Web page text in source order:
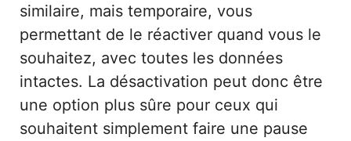
similaire, mais temporaire, vous
permettant de le réactiver quand vous le
souhaitez, avec toutes les données
intactes. La désactivation peut donc être
une option plus sûre pour ceux qui
souhaitent simplement faire une pause